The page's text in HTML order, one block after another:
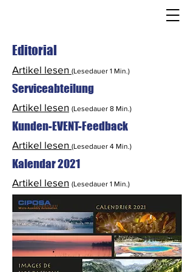
Kalendar 2021
Artikel lesen (Lesedauer 1 Min.)
Kunden-EVENT-Feedback
Artikel lesen (Lesedauer 4 Min.)
Editorial
Artikel lesen (Lesedauer 1 Min.)
Serviceabteilung
Artikel lesen (Lesedauer 8 Min.)